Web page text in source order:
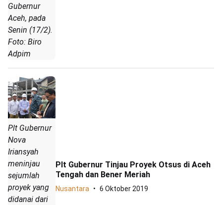
Gubernur
Aceh, pada
Senin (17/2).
Foto: Biro
Adpim
Plt Gubernur
Nova
Iriansyah
meninjau
sejumlah
proyek yang
didanai dari
Plt Gubernur Tinjau Proyek Otsus di Aceh
Tengah dan Bener Meriah
Nusantara 6 Oktober 2019